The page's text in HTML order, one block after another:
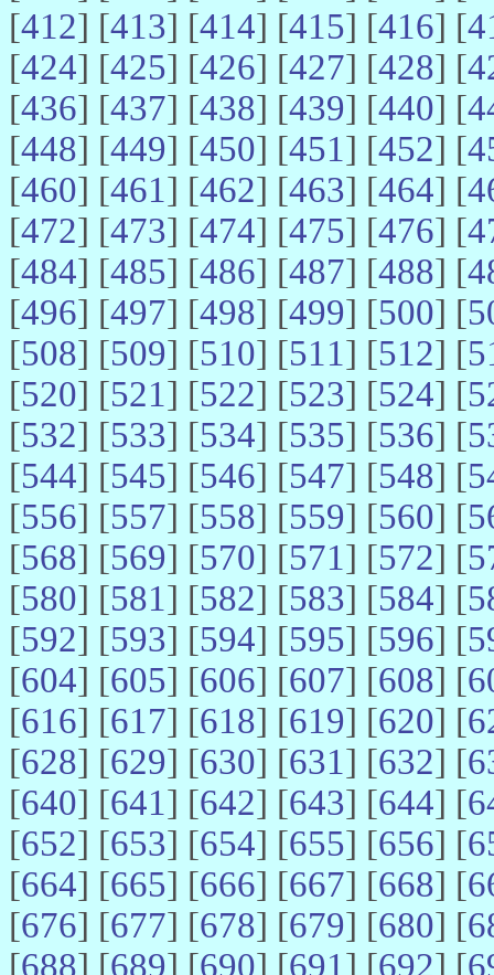
[412] [413] [414] [415] [416] [
[424] [425] [426] [427] [428] [
[436] [437] [438] [439] [440] [
[448] [449] [450] [451] [452] [
[460] [461] [462] [463] [464] [
[472] [473] [474] [475] [476] [
[484] [485] [486] [487] [488] [
[496] [497] [498] [499] [500] [
[508] [509] [510] [511] [512] [
[520] [521] [522] [523] [524] [
[532] [533] [534] [535] [536] [
[544] [545] [546] [547] [548] [
[556] [557] [558] [559] [560] [
[568] [569] [570] [571] [572] [
[580] [581] [582] [583] [584] [
[592] [593] [594] [595] [596] [
[604] [605] [606] [607] [608] [
[616] [617] [618] [619] [620] [
[628] [629] [630] [631] [632] [
[640] [641] [642] [643] [644] [
[652] [653] [654] [655] [656] [
[664] [665] [666] [667] [668] [
[676] [677] [678] [679] [680] [
[688] [689] [690] [691] [692] [